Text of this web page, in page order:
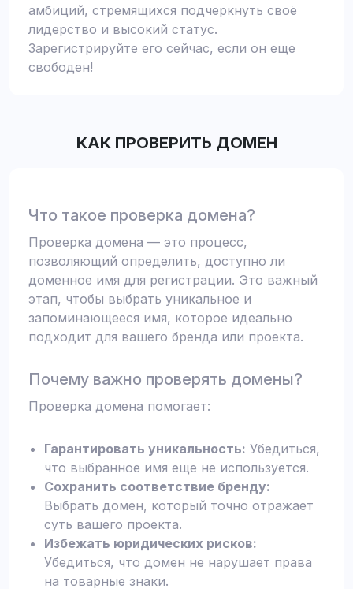
амбиций, стремящихся подчеркнуть своё
лидерство и высокий статус.
Зарегистрируйте его сейчас, если он еще
свободен!
КАК ПРОВЕРИТЬ ДОМЕН
Что такое проверка домена?
Проверка домена — это процесс,
позволяющий определить, доступно ли
доменное имя для регистрации. Это важный
этап, чтобы выбрать уникальное и
запоминающееся имя, которое идеально
подходит для вашего бренда или проекта.
Почему важно проверять домены?
Проверка домена помогает:
Гарантировать уникальность: Убедиться,
что выбранное имя еще не используется.
Сохранить соответствие бренду:
Выбрать домен, который точно отражает
суть вашего проекта.
Избежать юридических рисков:
Убедиться, что домен не нарушает права
на товарные знаки.